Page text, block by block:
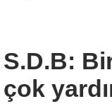
S.D.B:
çok